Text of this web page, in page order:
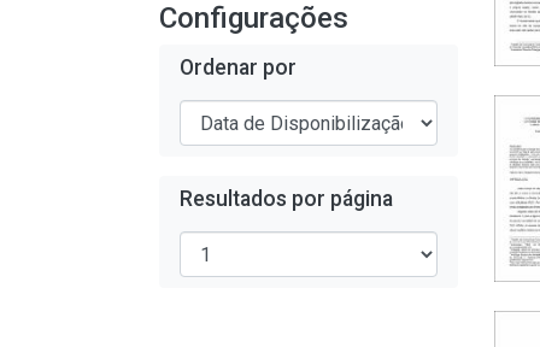
Configurações
Ordenar por
Resultados por página